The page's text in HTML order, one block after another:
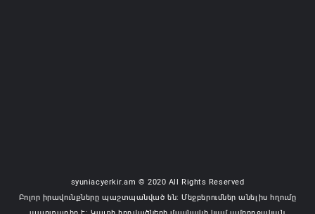
syuniacyerkir.am © 2020 All Rights Reserved
Բոլոր իրավունքները պաշտպանված են: Մեջբերումներ անելիս հղումը